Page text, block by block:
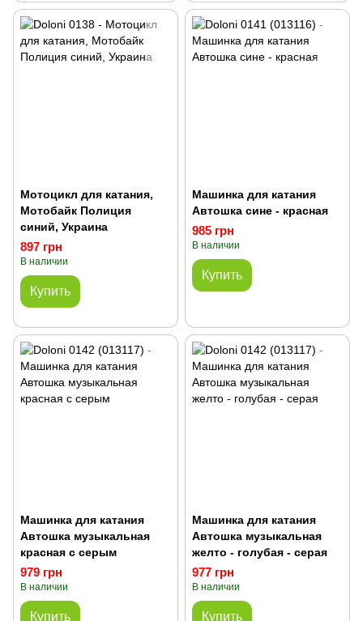
Мотоцикл для катания,
Мотобайк Полиция
синий, Украина
897 грн
В наличии
Купить
Машинка для катания
Автошка сине - красная
985 грн
В наличии
Купить
Машинка для катания
Автошка музыкальная
красная с серым
979 грн
В наличии
Купить
Машинка для катания
Автошка музыкальная
желто - голубая - серая
977 грн
В наличии
Купить